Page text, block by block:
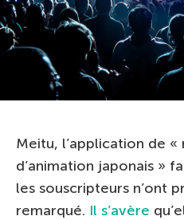
Meitu, l’application de
d’animation japonais »
les souscripteurs n’ont
remarqué. Il s’avère